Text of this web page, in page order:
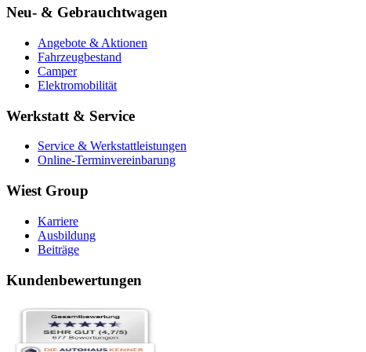
Neu- & Gebrauchtwagen
Angebote & Aktionen
Fahrzeugbestand
Camper
Elektromobilität
Werkstatt & Service
Service & Werkstattleistungen
Online-Terminvereinbarung
Wiest Group
Karriere
Ausbildung
Beiträge
Kundenbewertungen